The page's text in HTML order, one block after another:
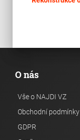
O nás
Vše o NAJDI VZ
Obchodní podmínky
GDPR